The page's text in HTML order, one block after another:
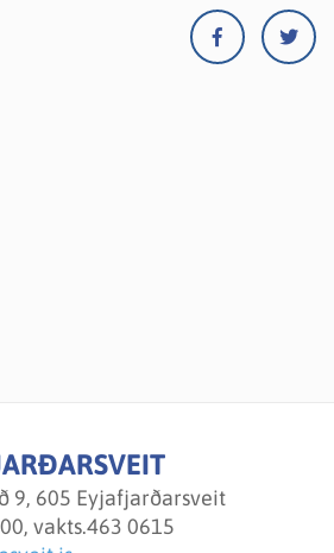
9, 605 Eyjafjarðarsveit
vakts.463 0615